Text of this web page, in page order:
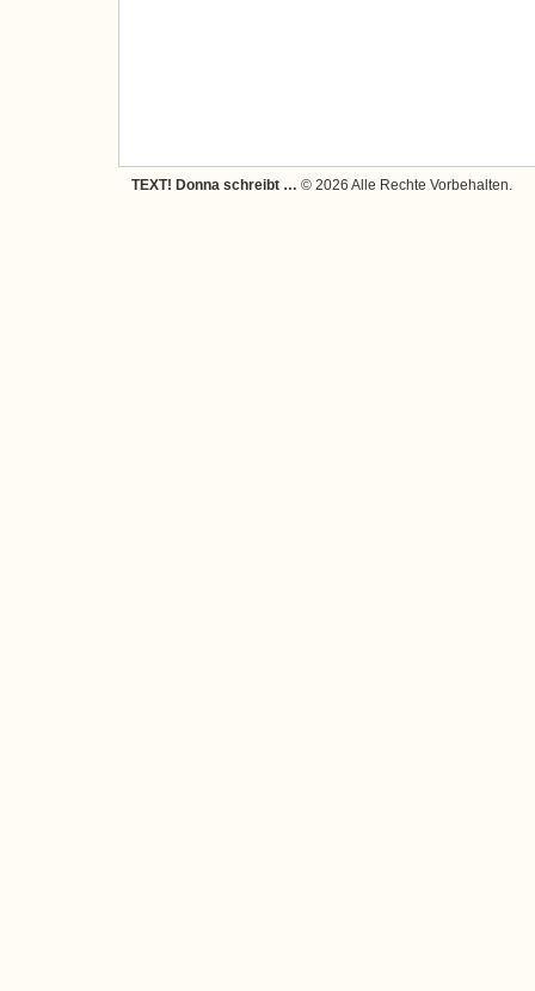
TEXT! Donna schreibt … © 2026 Alle Rechte Vorbehalten.